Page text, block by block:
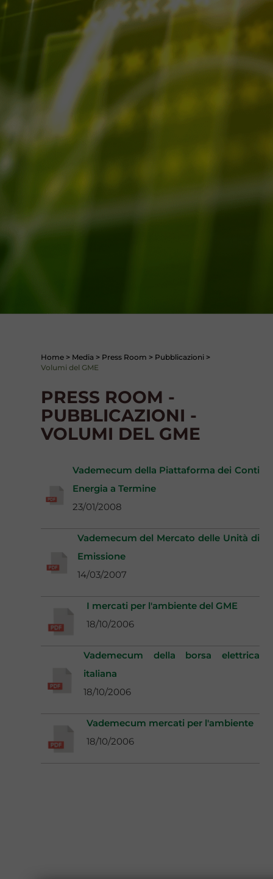
Home > Media > Press Room > Pubblicazioni >
Volumi del GME
PRESS ROOM -
PUBBLICAZIONI -
VOLUMI DEL GME
Vademecum della Piattaforma dei Conti
Energia a Termine
23/01/2008
Vademecum del Mercato delle Unità di
Emissione
14/03/2007
I mercati per l'ambiente del GME
18/10/2006
Vademecum della borsa elettrica
italiana
18/10/2006
Vademecum mercati per l'ambiente
18/10/2006